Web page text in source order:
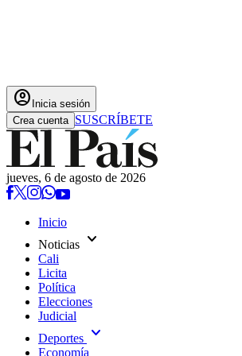
account_circle Inicia sesión
Crea cuenta SUSCRÍBETE
jueves, 6 de agosto de 2026
Inicio
Noticias expand_more
Cali
Licita
Política
Elecciones
Judicial
Deportes expand_more
Economía